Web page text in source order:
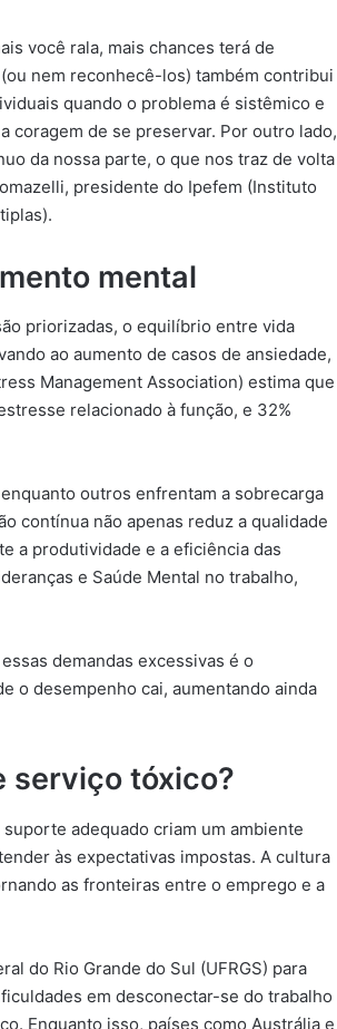
você rala, mais chances terá de
nem reconhecê-los) também contribui
quando o problema é sistêmico e
coragem de se preservar. Por outro lado,
da nossa parte, o que nos traz de volta
presidente do Ipefem (Instituto
mental
priorizadas, o equilíbrio entre vida
ao aumento de casos de ansiedade,
Management Association) estima que
relacionado à função, e 32%
outros enfrentam a sobrecarga
contínua não apenas reduz a qualidade
a produtividade e a eficiência das
e Saúde Mental no trabalho,
demandas excessivas é o
o desempenho cai, aumentando ainda
serviço tóxico?
adequado criam um ambiente
às expectativas impostas. A cultura
as fronteiras entre o emprego e a
do Rio Grande do Sul (UFRGS) para
em desconectar-se do trabalho
Enquanto isso, países como Austrália e